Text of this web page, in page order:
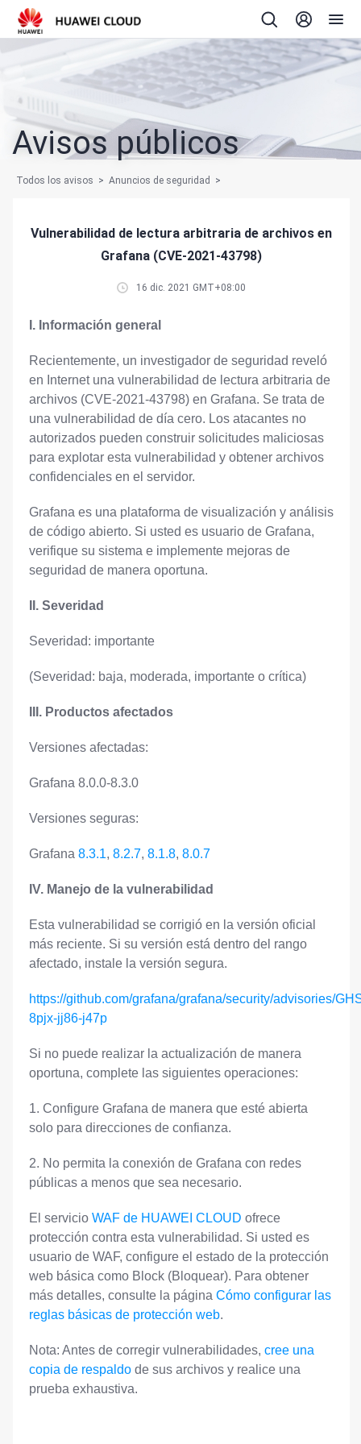
Avisos públicos
Todos los avisos > Anuncios de seguridad >
Vulnerabilidad de lectura arbitraria de archivos en
Grafana (CVE-2021-43798)
16 dic. 2021 GMT+08:00
I. Información general
Recientemente, un investigador de seguridad reveló
en Internet una vulnerabilidad de lectura arbitraria de
archivos (CVE-2021-43798) en Grafana. Se trata de
una vulnerabilidad de día cero. Los atacantes no
autorizados pueden construir solicitudes maliciosas
para explotar esta vulnerabilidad y obtener archivos
confidenciales en el servidor.
Grafana es una plataforma de visualización y análisis
de código abierto. Si usted es usuario de Grafana,
verifique su sistema e implemente mejoras de
seguridad de manera oportuna.
II. Severidad
Severidad: importante
(Severidad: baja, moderada, importante o crítica)
III. Productos afectados
Versiones afectadas:
Grafana 8.0.0-8.3.0
Versiones seguras:
Grafana 8.3.1, 8.2.7, 8.1.8, 8.0.7
IV. Manejo de la vulnerabilidad
Esta vulnerabilidad se corrigió en la versión oficial
más reciente. Si su versión está dentro del rango
afectado, instale la versión segura.
https://github.com/grafana/grafana/security/advisories/
8pjx-jj86-j47p
Si no puede realizar la actualización de manera
oportuna, complete las siguientes operaciones:
1. Configure Grafana de manera que esté abierta
solo para direcciones de confianza.
2. No permita la conexión de Grafana con redes
públicas a menos que sea necesario.
El servicio WAF de HUAWEI CLOUD ofrece
protección contra esta vulnerabilidad. Si usted es
usuario de WAF, configure el estado de la protección
web básica como Block (Bloquear). Para obtener
más detalles, consulte la página Cómo configurar las
reglas básicas de protección web.
Nota: Antes de corregir vulnerabilidades, cree una
copia de respaldo de sus archivos y realice una
prueba exhaustiva.